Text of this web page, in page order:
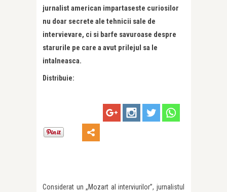
jurnalist american impartaseste curiosilor
nu doar secrete ale tehnicii sale de
intervievare, ci si barfe savuroase despre
starurile pe care a avut prilejul sa le
intalneasca.
Distribuie:
Considerat un „Mozart al interviurilor”, jurnalistul